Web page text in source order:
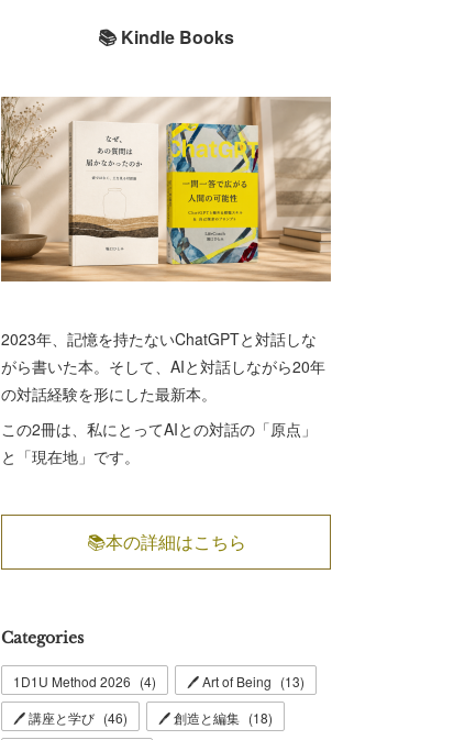
📚 Kindle Books
2023年、記憶を持たないChatGPTと対話しな
がら書いた本。そして、AIと対話しながら20年
の対話経験を形にした最新本。
この2冊は、私にとってAIとの対話の「原点」
と「現在地」です。
📚本の詳細はこちら
Categories
1D1U Method 2026 (4) 🖊 Art of Being (13)
🖊 講座と学び (46) 🖊 創造と編集 (18)